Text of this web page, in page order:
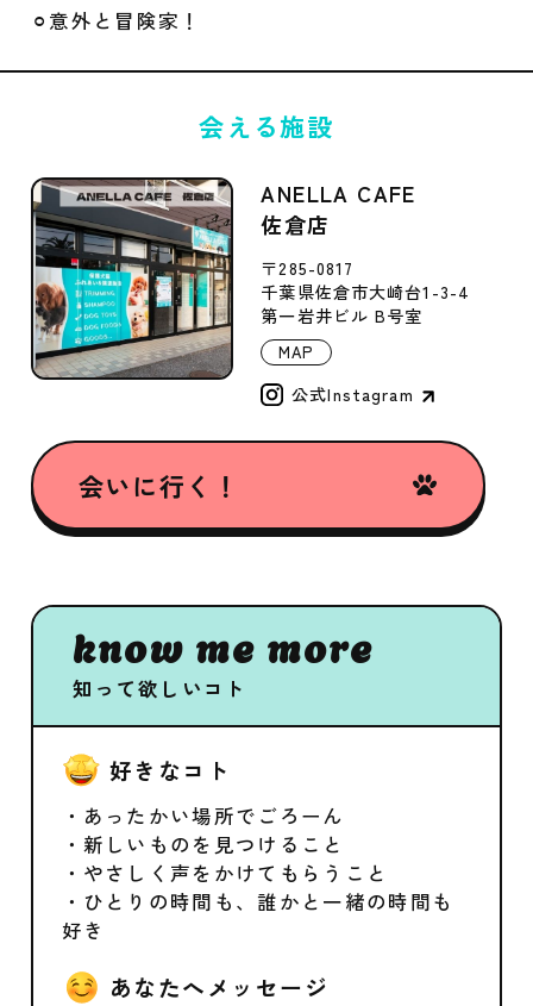
⚪︎意外と冒険家！
会える施設
ANELLA CAFE
佐倉店
〒285-0817
千葉県佐倉市大崎台1-3-4
第一岩井ビル B号室
MAP
公式Instagram
会いに行く！
know me more
知って欲しいコト
好きなコト
・あったかい場所でごろーん
・新しいものを見つけること
・やさしく声をかけてもらうこと
・ひとりの時間も、誰かと一緒の時間も
好き
あなたへメッセージ